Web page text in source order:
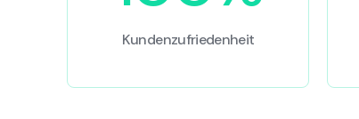
Kundenzufriedenheit